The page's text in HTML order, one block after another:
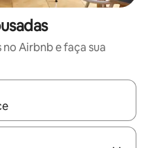
Airbnb e faça sua
disponíveis, explore-os